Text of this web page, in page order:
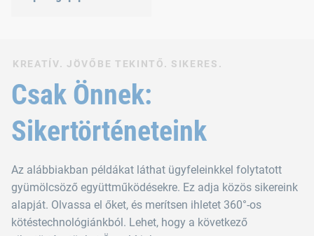
KREATÍV. JÖVŐBE TEKINTŐ. SIKERES.
Csak Önnek:
Sikertörténeteink
Az alábbiakban példákat láthat ügyfeleinkkel folytatott
gyümölcsöző együttműködésekre. Ez adja közös sikereink
alapját. Olvassa el őket, és merítsen ihletet 360°-os
kötéstechnológiánkból. Lehet, hogy a következő